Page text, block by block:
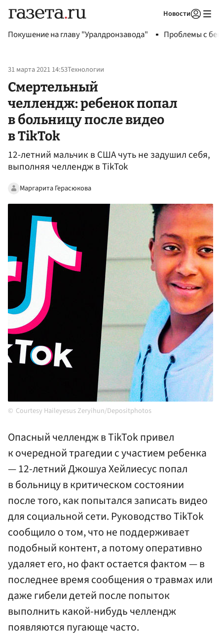
Новости
Покушение на главу "Уралдронзавода" Проблемы с
31 марта 2021 14:53Технологии
Смертельный
челлендж: ребенок попал
в больницу после видео
в TikTok
12-летний мальчик в США чуть не задушил себя,
выполняя челлендж в TikTok
Маргарита Герасюкова
Courtesy Haileyesus Zeryihun/Depositphotos
Опасный челлендж в TikTok привел
к очередной трагедии с участием ребенка
— 12-летний Джошуа Хейлиесус попал
в больницу в критическом состоянии
после того, как попытался записать видео
для социальной сети. Руководство TikTok
сообщило о том, что не поддерживает
подобный контент, а потому оперативно
удаляет его, но факт остается фактом — в
последнее время сообщения о травмах или
даже гибели детей после попыток
выполнить какой-нибудь челлендж
появляются пугающе часто.